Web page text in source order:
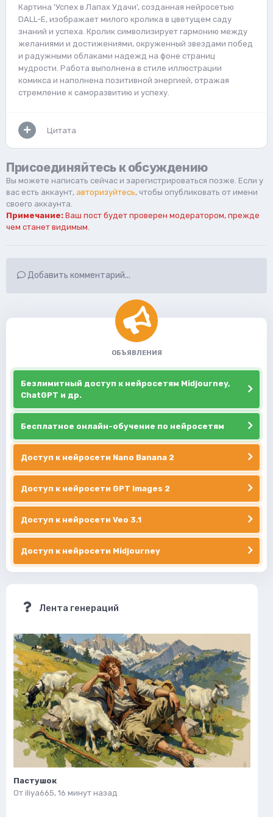
Картина 'Успех в Лапах Удачи', созданная нейросетью
DALL-E, изображает милого кролика в цветущем саду
знаний и успеха. Кролик символизирует гармонию между
желаниями и достижениями, окруженный звездами побед
и радужными облаками надежд на фоне страниц
мудрости. Работа выполнена в стиле иллюстрации
комикса и наполнена позитивной энергией, отражая
стремление к саморазвитию и успеху.
Цитата
Присоединяйтесь к обсуждению
Вы можете написать сейчас и зарегистрироваться позже. Если у
вас есть аккаунт, авторизуйтесь, чтобы опубликовать от имени
своего аккаунта.
Примечание: Ваш пост будет проверен модератором, прежде
чем станет видимым.
Добавить комментарий...
ОБЪЯВЛЕНИЯ
Безлимитный доступ к нейросетям Midjourney,
ChatGPT и др.
Бесплатное онлайн-обучение по нейросетям
Доступ к нейросети Nano Banana 2
Доступ к нейросети GPT Images 2
Доступ к нейросети Veo 3.1
Доступ к нейросети Midjourney
Лента генераций
Пастушок
От iliya665, 16 минут назад